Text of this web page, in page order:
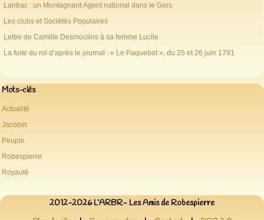
Lantrac : un Montagnard Agent national dans le Gers.
Les clubs et Sociétés Populaires
Lettre de Camille Desmoulins à sa femme Lucile
La fuite du roi d’après le journal : « Le Paquebot », du 25 et 26 juin 1791
Mots-clés
Actualité
Jacobin
Peuple
Robespierre
Royauté
2012-2026 L’ARBR- Les Amis de Robespierre